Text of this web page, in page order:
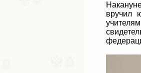
Аппарат ГС
Советники
Управление
вручил